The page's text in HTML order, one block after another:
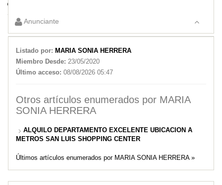
SAN LUIS SHOPPING CENTER
Anunciante
Listado por: MARIA SONIA HERRERA
Miembro Desde: 23/05/2020
Último acceso: 08/08/2026 05:47
Otros artículos enumerados por MARIA
SONIA HERRERA
ALQUILO DEPARTAMENTO EXCELENTE UBICACION A
METROS SAN LUIS SHOPPING CENTER
Últimos artículos enumerados por MARIA SONIA HERRERA »